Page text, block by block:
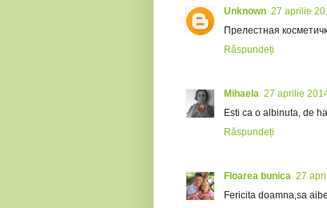
Unknown 27 aprilie
Прелестная
Răspundeți
Mihaela 27 aprilie
Esti ca o albinuta, de
Răspundeți
Floarea bunica 27
Fericita doamna,sa